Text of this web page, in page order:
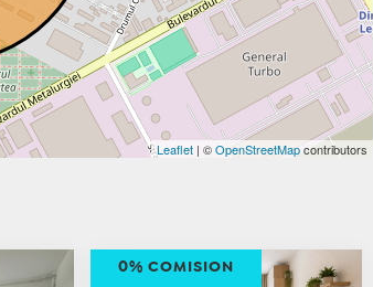
Leaflet| ©OpenStreetMapcontributors
0% COMISION